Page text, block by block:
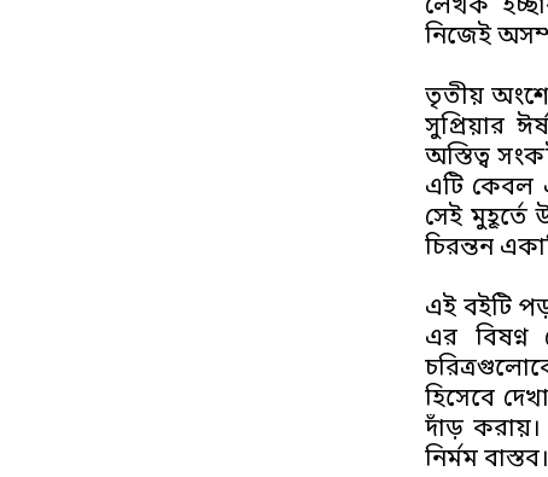
লেখক
নিজেই
তৃতীয় অংশে
সুপ্রিয়ার
অস্তিত্ব
এটি কেবল
সেই মুহূর্তে
চিরন্তন
এই বইটি
এর
হিসেবে
দাঁড়
নির্মম